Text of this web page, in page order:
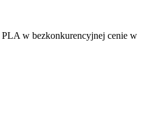
w bezkonkurencyjnej cenie w